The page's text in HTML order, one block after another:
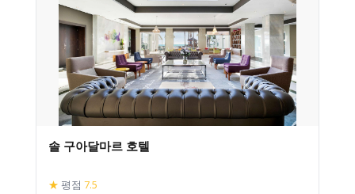
솔 구아달마르 호텔
★ 평점 7.5